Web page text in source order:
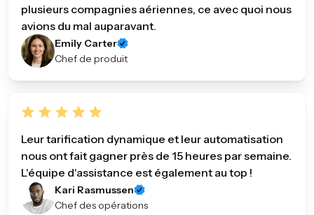
plusieurs compagnies aériennes, ce avec quoi nous
avions du mal auparavant.
Emily Carter
Chef de produit
Leur tarification dynamique et leur automatisation
nous ont fait gagner près de 15 heures par semaine.
L'équipe d'assistance est également au top !
Kari Rasmussen
Chef des opérations